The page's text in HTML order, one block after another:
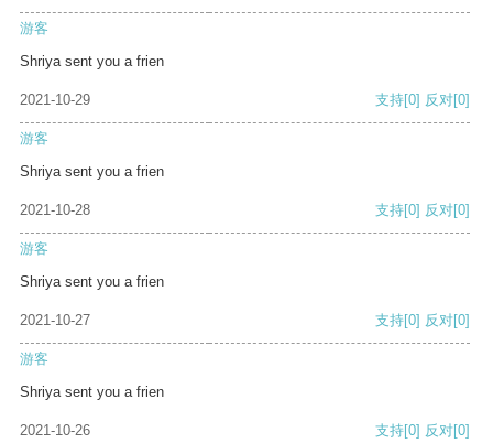
游客
Shriya sent you a frien
2021-10-29 支持[0] 反对[0]
游客
Shriya sent you a frien
2021-10-28 支持[0] 反对[0]
游客
Shriya sent you a frien
2021-10-27 支持[0] 反对[0]
游客
Shriya sent you a frien
2021-10-26 支持[0] 反对[0]